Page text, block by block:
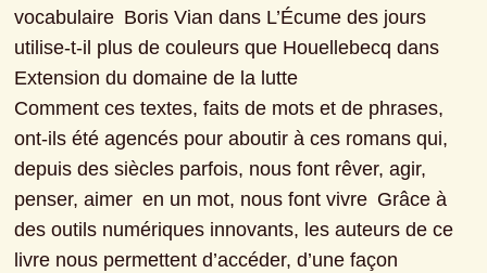
vocabulaire  Boris Vian dans L’Écume des jours
utilise-t-il plus de couleurs que Houellebecq dans
Extension du domaine de la lutte
Comment ces textes, faits de mots et de phrases,
ont-ils été agencés pour aboutir à ces romans qui,
depuis des siècles parfois, nous font rêver, agir,
penser, aimer  en un mot, nous font vivre  Grâce à
des outils numériques innovants, les auteurs de ce
livre nous permettent d’accéder, d’une façon